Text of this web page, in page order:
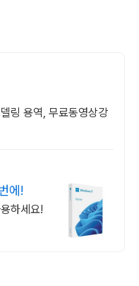
링 용역, 무료동영상강
에!
하세요!